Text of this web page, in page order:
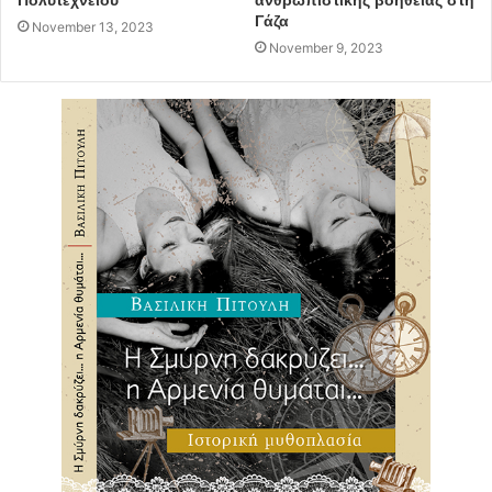
Ο Νίκος Σταθόπουλος
Η συνέντευξη στον Κυριάκο Δημητρόπουλο
-κ.Σταθόπουλε συμπληρώνεται ένας χρόνος από την
τραγική απώλεια του Άλκη Καμπανού και θα ήθελα να
σας ρωτήσω αρχικά το πως είχατε αντιδράσει στο
άκουσμα αυτής της είδησης;
“Ένιωσα, όπως όλοι οι πολιτισμένοι και ευαίσθητοι
άνθρωποι: μεγάλη θλίψη, αλλά και αμηχανία, απορία και
οργή, καθώς και μία έντονη εσωτερική αναστάτωση, υπό
την μορφή της ανάγκης για κάποια δράση”.
November 13, 2023
Γάζα
November 9, 2023